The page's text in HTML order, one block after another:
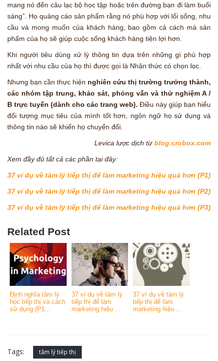
mang nó đến câu lạc bộ học tập hoặc trên đường bạn đi làm buổi
sáng”. Họ quảng cáo sản phẩm rằng nó phù hợp với lối sống, nhu
cầu và mong muốn của khách hàng, bao gồm cả cách mà sản
phẩm của họ sẽ giúp cuộc sống khách hàng tiện lợi hơn.
Khi người tiêu dùng xử lý thông tin dựa trên những gì phù hợp
nhất với nhu cầu của họ thì được gọi là Nhận thức có chọn lọc.
Nhưng bạn cần thực hiện nghiên cứu thị trường trưởng thành,
các nhóm tập trung, khảo sát, phỏng vấn và thử nghiệm A /
B trực tuyến (dành cho các trang web). Điều này giúp bạn hiểu
đối tượng mục tiêu của mình tốt hơn, ngôn ngữ họ sử dụng và
thông tin nào sẽ khiến họ chuyển đổi.
Levica lược dịch từ blog.crobox.com
Xem đầy đủ tất cả các phần tại đây:
37 ví dụ về tâm lý tiếp thị để làm marketing hiệu quả hơn (P1)
37 ví dụ về tâm lý tiếp thị để làm marketing hiệu quả hơn (P2)
37 ví dụ về tâm lý tiếp thị để làm marketing hiệu quả hơn (P3)
Related Post
Định nghĩa tâm lý
học tiếp thị và cách
sử dụng (P1...
37 ví dụ về tâm lý
tiếp thị để làm
marketing hiệu ...
37 ví dụ về tâm lý
tiếp thị để làm
marketing hiệu ...
Tags: tâm lý tiếp thị